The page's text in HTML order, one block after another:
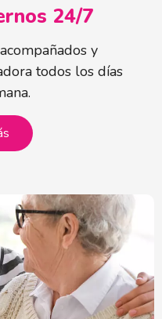
24/7
y
todos los días